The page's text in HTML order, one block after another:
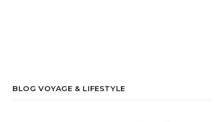
BLOG VOYAGE & LIFESTYLE